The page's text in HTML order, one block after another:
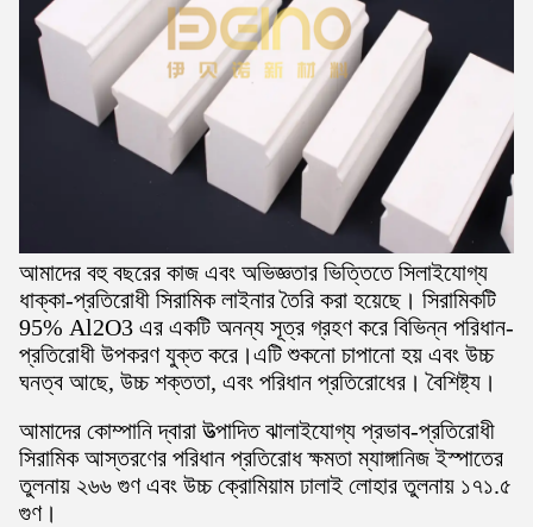
আমাদের বহু বছরের কাজ এবং অভিজ্ঞতার ভিত্তিতে সিলাইযোগ্য
ধাক্কা-প্রতিরোধী সিরামিক লাইনার তৈরি করা হয়েছে। সিরামিকটি
95% Al2O3 এর একটি অনন্য সূত্র গ্রহণ করে বিভিন্ন পরিধান-
প্রতিরোধী উপকরণ যুক্ত করে।এটি শুকনো চাপানো হয় এবং উচ্চ
ঘনত্ব আছে, উচ্চ শক্ততা, এবং পরিধান প্রতিরোধের। বৈশিষ্ট্য।
আমাদের কোম্পানি দ্বারা উত্পাদিত ঝালাইযোগ্য প্রভাব-প্রতিরোধী
সিরামিক আস্তরণের পরিধান প্রতিরোধ ক্ষমতা ম্যাঙ্গানিজ ইস্পাতের
তুলনায় ২৬৬ গুণ এবং উচ্চ ক্রোমিয়াম ঢালাই লোহার তুলনায় ১৭১.৫
গুণ।